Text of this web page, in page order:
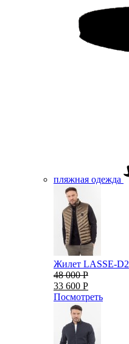
пляжная одежда
Жилет LASSE-D2
48 000 Р
33 600 Р
Посмотреть